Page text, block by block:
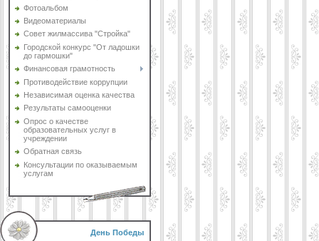
Фотоальбом
Видеоматериалы
Совет жилмассива "Стройка"
Городской конкурс "От ладошки
до гармошки"
Финансовая грамотность
Противодействие коррупции
Независимая оценка качества
Результаты самооценки
Опрос о качестве
образовательных услуг в
учреждении
Обратная связь
Консультации по оказываемым
услугам
День Победы